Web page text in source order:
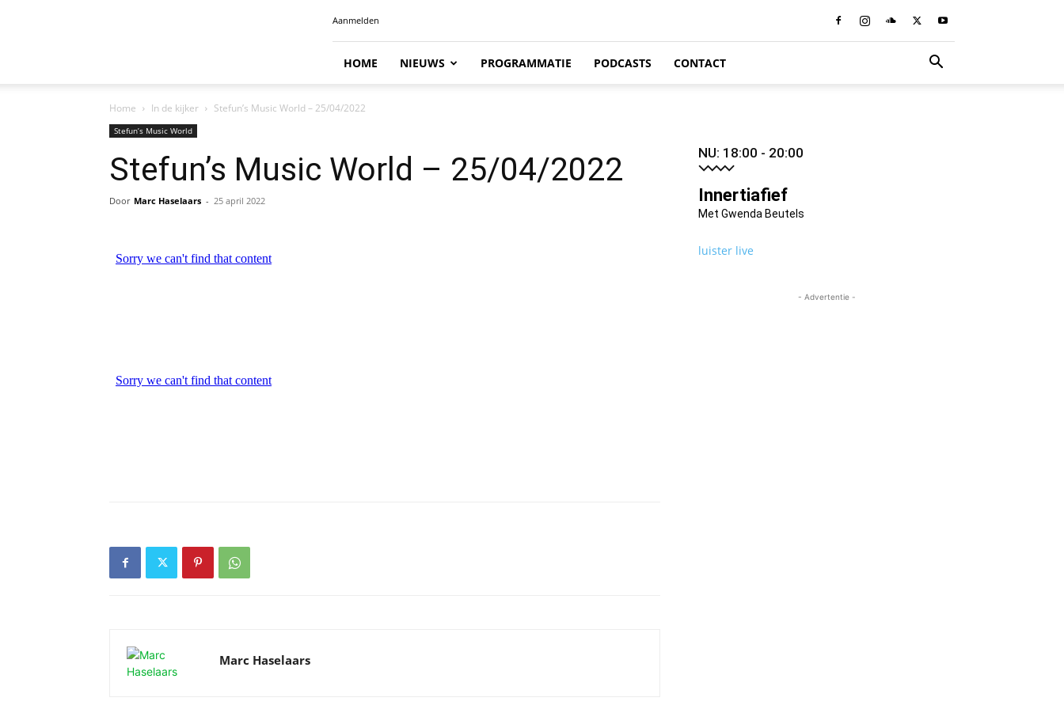
Aanmelden
HOME NIEUWS PROGRAMMATIE PODCASTS CONTACT
Home In de kijker Stefun’s Music World – 25/04/2022
Stefun’s Music World
Stefun’s Music World – 25/04/2022
Door Marc Haselaars - 25 april 2022
Marc Haselaars
NU: 18:00 - 20:00
Innertiafief
Met Gwenda Beutels
luister live
- Advertentie -